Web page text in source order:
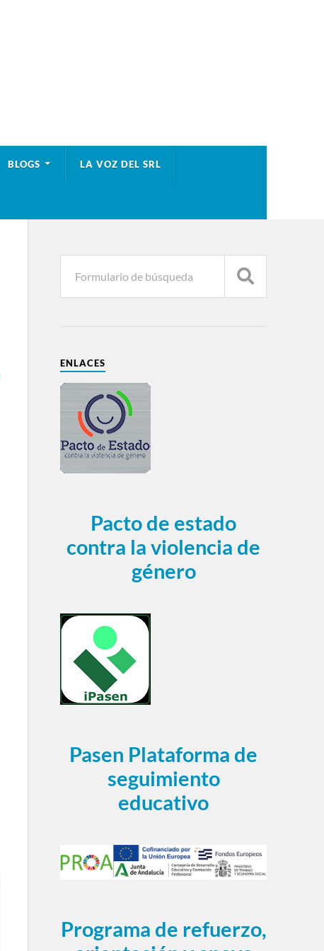
BLOGS LA VOZ DEL SRL
ENLACES
Pacto de estado
contra la violencia de
género
Pasen Plataforma de
seguimiento
educativo
Programa de refuerzo,